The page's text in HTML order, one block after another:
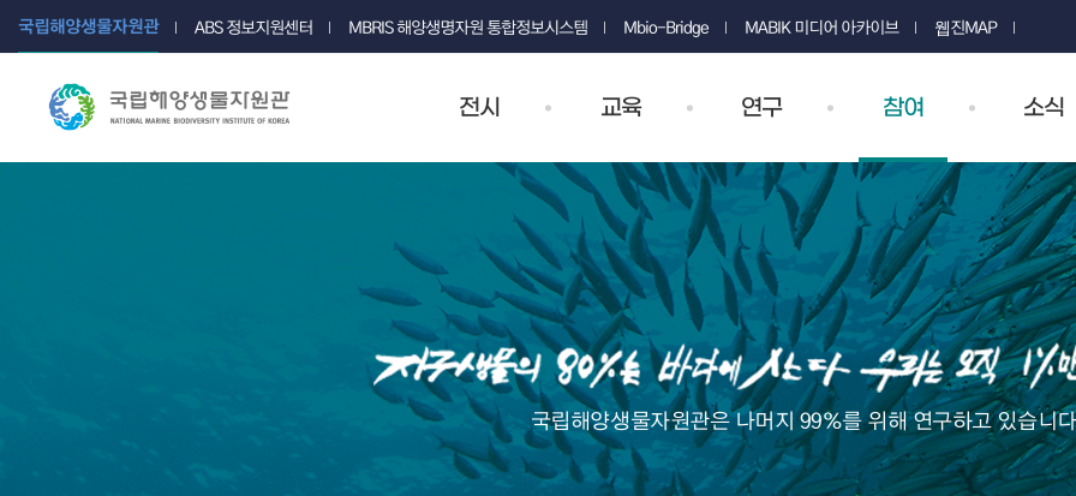
국립해양생물자원관 ABS 정보지원센터 MBRIS 해양생명자원 통합정보시스템 Mbio-Bridge MABIK 미디어 아카이브 웹진MAP
전시 교육 연구 참여 소식
국립해양생물자원관은 나머지 99%를 위해 연구하고 있습니